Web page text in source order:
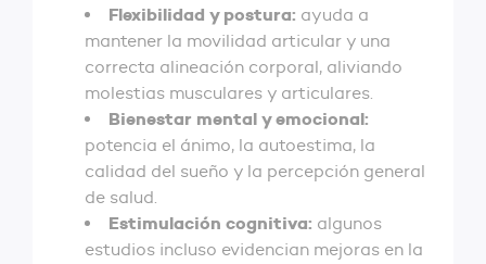
Flexibilidad y postura: ayuda a
mantener la movilidad articular y una
correcta alineación corporal, aliviando
molestias musculares y articulares.
Bienestar mental y emocional:
potencia el ánimo, la autoestima, la
calidad del sueño y la percepción general
de salud.
Estimulación cognitiva: algunos
estudios incluso evidencian mejoras en la